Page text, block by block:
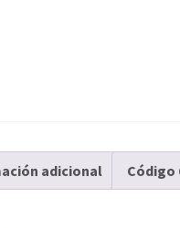
adicional Código